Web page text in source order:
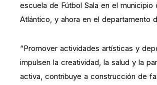
escuela de Fútbol Sala en el municipio
Atlántico, y ahora en el departamento
“Promover actividades artísticas y
impulsen la creatividad, la salud y la
activa, contribuye a construcción de